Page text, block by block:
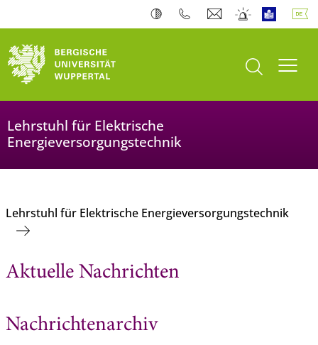
Suche öffnen
Lehrstuhl für Elektrische
Energieversorgungstechnik
Lehrstuhl für Elektrische Energieversorgungstechnik
Aktuelle Nachrichten
Nachrichtenarchiv